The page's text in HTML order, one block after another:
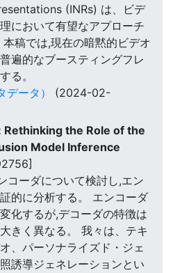
(INRs) は、ビデ
において有望なアプローチ
稿では,現在の暗黙的ビデオ
遍的なブースティングフレ
る。
ータ）
(2024-02-
the Role of the
Model Inference
コーダについて検討し,エン
的に分析する。 エンコーダ
化するが,デコーダの特徴は
きく異なる。 我々は、テキ
、パーソナライズド・ジェ
誘導ジェネレーションとい